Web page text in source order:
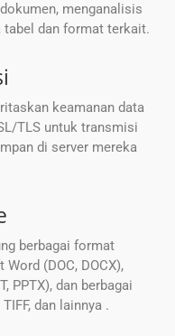
menganalisis
tabel dan format terkait.
keamanan data
TLS untuk transmisi
di server mereka
berbagai format
(DOC, DOCX),
PPTX), dan berbagai
dan lainnya .